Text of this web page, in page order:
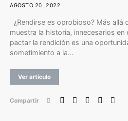
AGOSTO 20, 2022
¿Rendirse es oprobioso? Más allá
muestra la historia, innecesarios
pactar la rendición es una
sometimiento a la…
Ver artículo
Compartir